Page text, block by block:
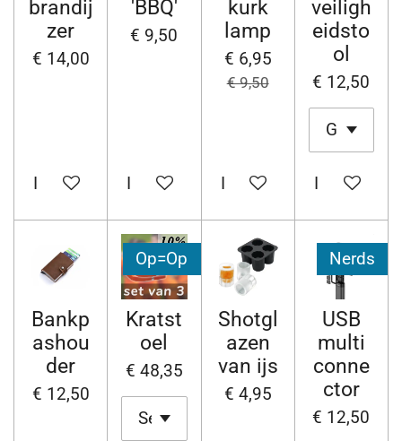
brandij
zer
€ 14,00
In winkelwagen
'BBQ'
€ 9,50
In winkelwagen
kurk
lamp
€ 6,95
€ 9,50
In winkelwagen
veiligh
eidsto
ol
€ 12,50
In
Bankp
ashou
der
€ 12,50
Op=Op
Kratst
oel
€ 48,35
Shotgl
azen
van ijs
€ 4,95
Nerds
USB
multi
conne
ctor
€ 12,50